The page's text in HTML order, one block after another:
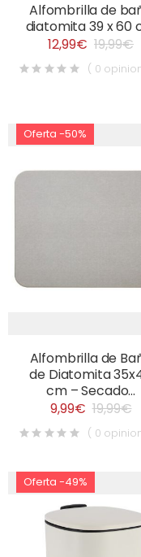
Alfombrilla de
diatomita 39 x 60
12,99€ 19,99€
( 0
Oferta -50%
Alfombrilla de
de Diatomita
cm – Secado...
9,99€ 19,99€
( 0
Oferta -49%